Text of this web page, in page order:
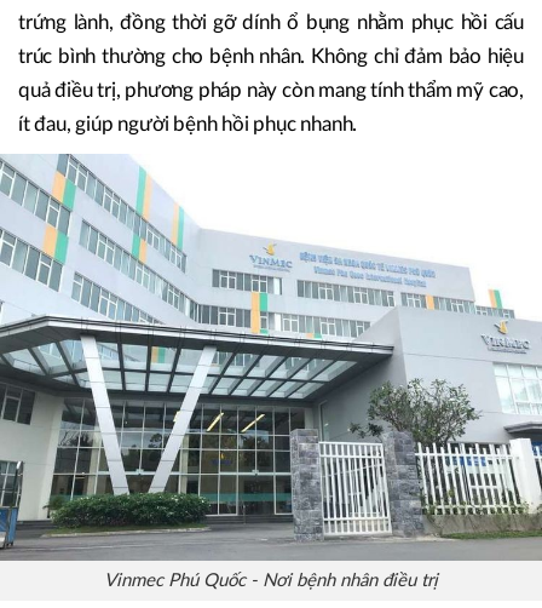
trứng lành, đồng thời gỡ dính ổ bụng nhằm phục hồi cấu
trúc bình thường cho bệnh nhân. Không chỉ đảm bảo hiệu
quả điều trị, phương pháp này còn mang tính thẩm mỹ cao,
ít đau, giúp người bệnh hồi phục nhanh.
Vinmec Phú Quốc - Nơi bệnh nhân điều trị